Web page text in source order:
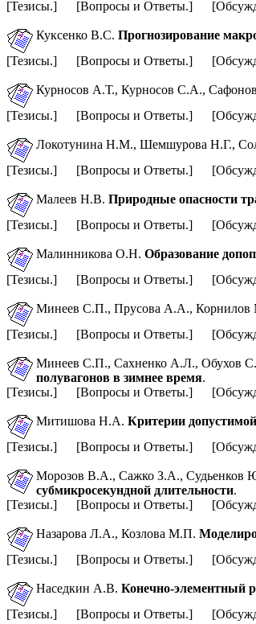
[Тезисы.] [Вопросы и Ответы.]
Куксенко B.C. Прогнозирование
[Тезисы.] [Вопросы и Ответы.]
Курносов А.Т., Курносов С.А.,
[Тезисы.] [Вопросы и Ответы.]
Локотунина Н.М., Шемшурова Н.Г.,
[Тезисы.] [Вопросы и Ответы.]
Малеев Н.В. Природные опасности
[Тезисы.] [Вопросы и Ответы.]
Малинникова О.Н. Образование
[Тезисы.] [Вопросы и Ответы.]
Минеев С.П., Прусова А.А., Корнилов
[Тезисы.] [Вопросы и Ответы.]
Минеев С.П., Сахненко А.Л., Обухов
полувагонов в зимнее время.
[Тезисы.] [Вопросы и Ответы.]
Митишова Н.А. Критерии
[Тезисы.] [Вопросы и Ответы.]
Морозов В.А., Сажко З.А., Судьенков
субмикросекундной длительности.
[Тезисы.] [Вопросы и Ответы.]
Назарова Л.А., Козлова М.П.
[Тезисы.] [Вопросы и Ответы.]
Наседкин А.В. Конечно-элементный
[Тезисы.] [Вопросы и Ответы.]